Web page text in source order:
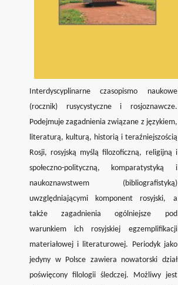
Interdyscyplinarne czasopismo
naukowe
(rocznik) rusycystycznei rosjoznawcze.
Podejmuje zagadnienia związane z językiem,
literaturą, kulturą, historią i teraźniejszością
Rosji, rosyjską myślą filozoficzną, religijną i
społeczno-polityczną, komparatystyką i
naukoznawstwem (bibliografistyką)
uwzględniającymi komponent rosyjski, a
także zagadnienia ogólniejsze pod
warunkiem ich rosyjskiej egzemplifikacji
materiałowej i literaturowej. Periodyk jako
jedyny w Polsce zawiera nowatorski dział
poświęcony filologii śledczej. Możliwy jest